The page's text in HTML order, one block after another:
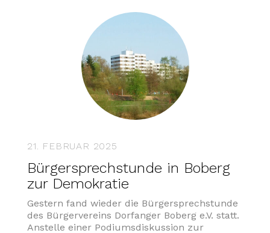
21. FEBRUAR 2025
Bürgersprechstunde in Boberg
zur Demokratie
Gestern fand wieder die Bürgersprechstunde
des Bürgervereins Dorfanger Boberg e.V. statt.
Anstelle einer Podiumsdiskussion zur